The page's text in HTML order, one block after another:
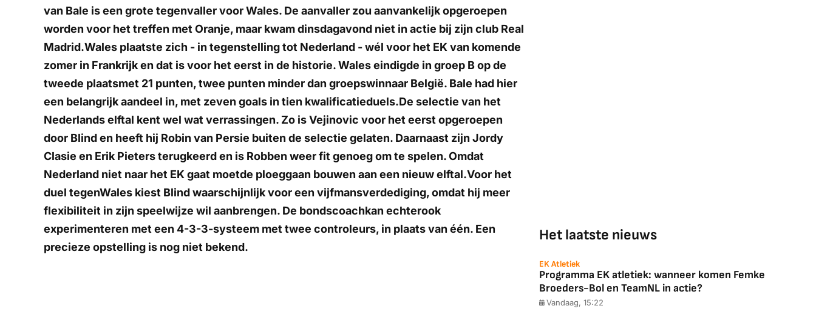
van Bale is een grote tegenvaller voor Wales. De aanvaller zou aanvankelijk opgeroepen
worden voor het treffen met Oranje, maar kwam dinsdagavond niet in actie bij zijn club Real
Madrid.Wales plaatste zich - in tegenstelling tot Nederland - wél voor het EK van komende
zomer in Frankrijk en dat is voor het eerst in de historie. Wales eindigde in groep B op de
tweede plaatsmet 21 punten, twee punten minder dan groepswinnaar België. Bale had hier
een belangrijk aandeel in, met zeven goals in tien kwalificatieduels.De selectie van het
Nederlands elftal kent wel wat verrassingen. Zo is Vejinovic voor het eerst opgeroepen
door Blind en heeft hij Robin van Persie buiten de selectie gelaten. Daarnaast zijn Jordy
Clasie en Erik Pieters terugkeerd en is Robben weer fit genoeg om te spelen. Omdat
Nederland niet naar het EK gaat moetde ploeggaan bouwen aan een nieuw elftal.Voor het
duel tegenWales kiest Blind waarschijnlijk voor een vijfmansverdediging, omdat hij meer
flexibiliteit in zijn speelwijze wil aanbrengen. De bondscoachkan echterook
experimenteren met een 4-3-3-systeem met twee controleurs, in plaats van één. Een
precieze opstelling is nog niet bekend.
Het laatste nieuws
EK Atletiek
Programma EK atletiek: wanneer komen Femke
Broeders-Bol en TeamNL in actie?
Vandaag, 15:22